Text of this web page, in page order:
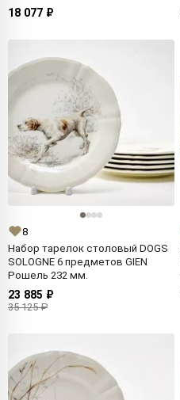
18 077 ₽
8
Набор тарелок столовый DOGS
SOLOGNE 6 предметов GIEN
Рошель 232 мм.
23 885 ₽
35 125 ₽